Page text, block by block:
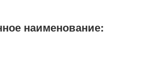
наименование: